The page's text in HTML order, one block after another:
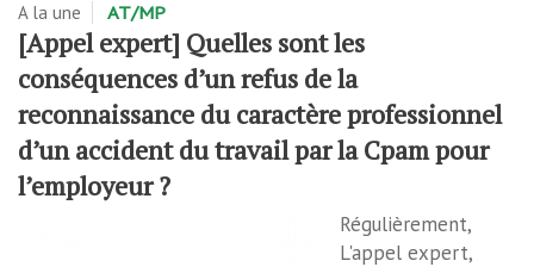
A la une AT/MP
[Appel expert] Quelles sont les
conséquences d’un refus de la
reconnaissance du caractère professionnel
d’un accident du travail par la Cpam pour
l’employeur ?
Régulièrement,
L'appel expert,